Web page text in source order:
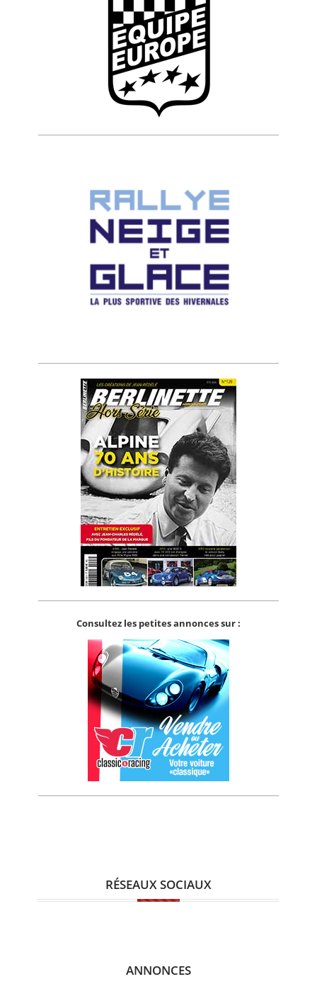
Consultez les petites annonces sur :
RÉSEAUX SOCIAUX
ANNONCES